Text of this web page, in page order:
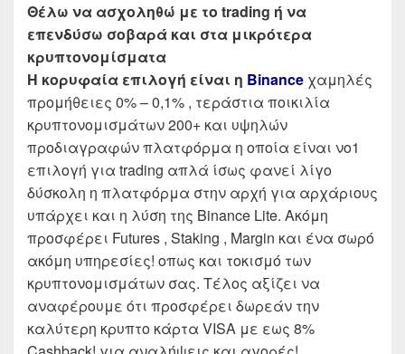
Θέλω να ασχοληθώ με το trading ή να
επενδύσω σοβαρά και στα μικρότερα
κρυπτονομίσματα
Η κορυφαία επιλογή είναι η Binance χαμηλές
προμήθειες 0% – 0,1% , τεράστια ποικιλία
κρυπτονομισμάτων 200+ και υψηλών
προδιαγραφών πλατφόρμα η οποία είναι νο1
επιλογή για trading απλά ίσως φανεί λίγο
δύσκολη η πλατφόρμα στην αρχή για αρχάριους
υπάρχει και η λύση της Binance Lite. Ακόμη
προσφέρει Futures , Staking , Margin και ένα σωρό
ακόμη υπηρεσίες! οπως και τοκισμό των
κρυπτονομισμάτων σας. Τέλος αξίζει να
αναφέρουμε ότι προσφέρει δωρεάν την
καλύτερη κρυπτο κάρτα VISA με εως 8%